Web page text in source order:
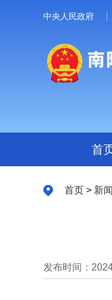
中央人民政府
首
首页 > 新
发布时间：